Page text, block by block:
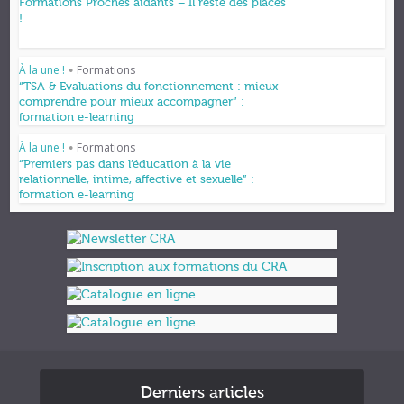
Formations Proches aidants – Il reste des places
!
À la une ! • Formations
“TSA & Evaluations du fonctionnement : mieux
comprendre pour mieux accompagner” :
formation e-learning
À la une ! • Formations
“Premiers pas dans l’éducation à la vie
relationnelle, intime, affective et sexuelle” :
formation e-learning
Derniers articles